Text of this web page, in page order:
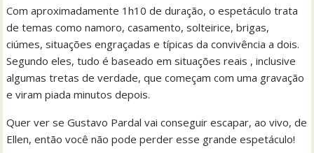
Com aproximadamente 1h10 de duração, o espetáculo trata
de temas como namoro, casamento, solteirice, brigas,
ciúmes, situações engraçadas e típicas da convivência a dois.
Segundo eles, tudo é baseado em situações reais , inclusive
algumas tretas de verdade, que começam com uma gravação
e viram piada minutos depois.
Quer ver se Gustavo Pardal vai conseguir escapar, ao vivo, de
Ellen, então você não pode perder esse grande espetáculo!